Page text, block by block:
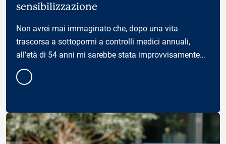
sensibilizzazione
Non avrei mai immaginato che, dopo una vita
trascorsa a sottopormi a controlli medici annuali,
all’età di 54 anni mi sarebbe stata improvvisamente
diagnosticata una patologia congenita che avrebbe
cambiato il mio modo di vedere la mia salute — e la